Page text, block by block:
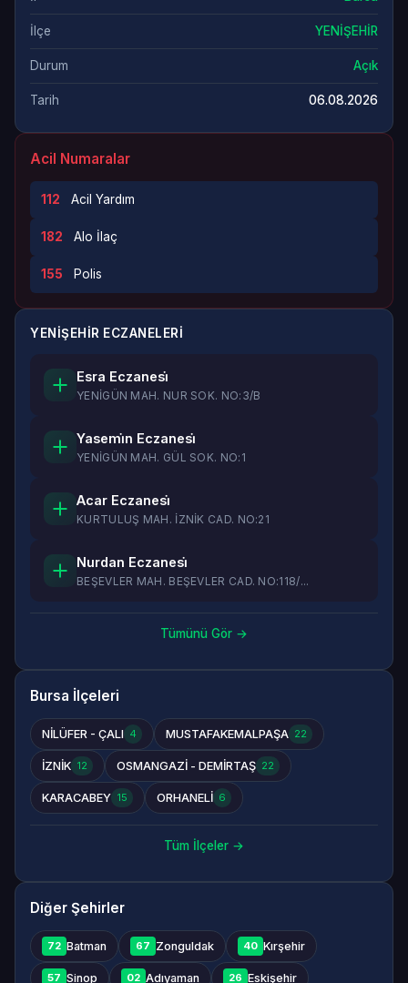
İlçe YENİŞEHİR
Durum Açık
Tarih 06.08.2026
Acil Numaralar
112 Acil Yardım
182 Alo İlaç
155 Polis
YENİŞEHİR ECZANELERI
Esra Eczanesi̇
YENİGÜN MAH. NUR SOK. NO:3/B
Yasemi̇n Eczanesi̇
YENİGÜN MAH. GÜL SOK. NO:1
Acar Eczanesi̇
KURTULUŞ MAH. İZNİK CAD. NO:21
Nurdan Eczanesi̇
BEŞEVLER MAH. BEŞEVLER CAD. NO:118/...
Tümünü Gör →
Bursa İlçeleri
NİLÜFER - ÇALI 4 MUSTAFAKEMALPAŞA 22
İZNİK 12 OSMANGAZİ - DEMİRTAŞ 22
KARACABEY 15 ORHANELİ 6
Tüm İlçeler →
Diğer Şehirler
72 Batman 67 Zonguldak 40 Kırşehir
57 Sinop 02 Adıyaman 26 Eskişehir